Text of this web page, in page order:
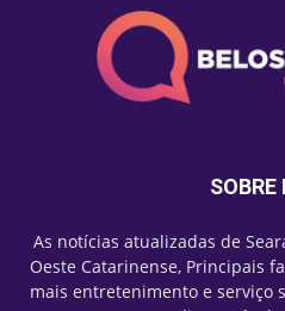
SOBRE
As notícias atualizadas de
Oeste Catarinense, Principais
mais entretenimento e serviço